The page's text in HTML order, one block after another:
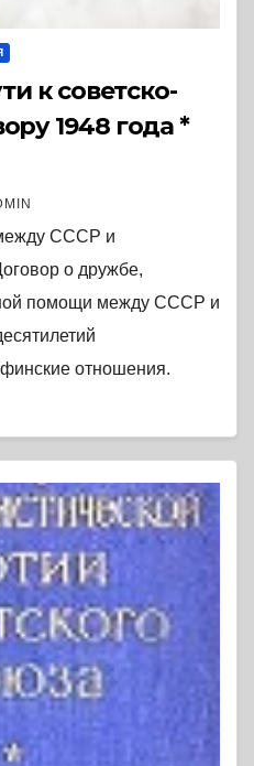
к советско-
1948 года *
СССР и
о дружбе,
помощи между СССР и
отношения.